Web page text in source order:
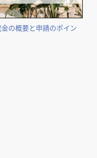
の概要と申請のポイン